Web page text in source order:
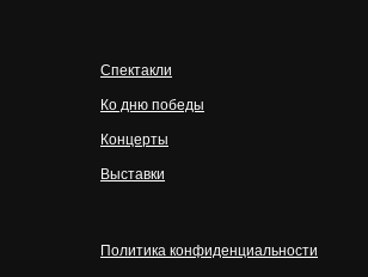
Спектакли
Ко дню победы
Концерты
Выставки
Политика конфиденциальности